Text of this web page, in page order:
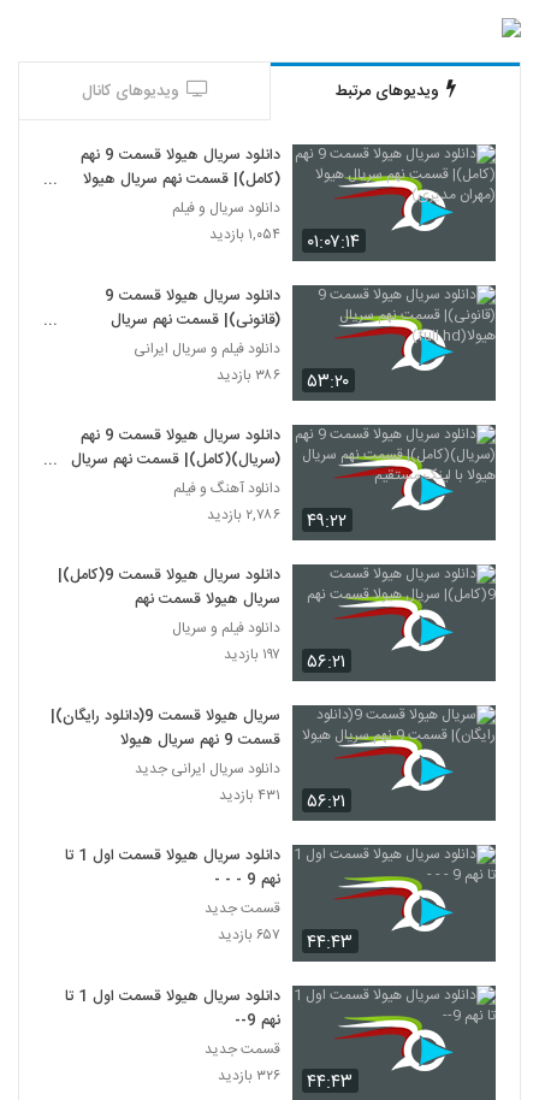
ویدیوهای مرتبط ویدیوهای کانال
۰۱:۰۷:۱۴
دانلود سریال هیولا قسمت 9 نهم
(کامل)| قسمت نهم سریال هیولا
(مهران مدیری)
دانلود سریال و فیلم
۱,۰۵۴ بازدید
۵۳:۲۰
دانلود سریال هیولا قسمت 9
(قانونی)| قسمت نهم سریال
هیولا(full hd)
دانلود فیلم و سریال ایرانی
۳۸۶ بازدید
۴۹:۲۲
دانلود سریال هیولا قسمت 9 نهم
(سریال)(کامل)| قسمت نهم سریال
هیولا با لینک مستقیم
دانلود آهنگ و فیلم
۲,۷۸۶ بازدید
۵۶:۲۱
دانلود سریال هیولا قسمت 9(کامل)|
سریال هیولا قسمت نهم
دانلود فیلم و سریال
۱۹۷ بازدید
۵۶:۲۱
سریال هیولا قسمت 9(دانلود رایگان)|
قسمت 9 نهم سریال هیولا
دانلود سریال ایرانی جدید
۴۳۱ بازدید
۴۴:۴۳
دانلود سریال هیولا قسمت اول 1 تا
نهم 9 - - -
قسمت جدید
۶۵۷ بازدید
۴۴:۴۳
دانلود سریال هیولا قسمت اول 1 تا
نهم 9--
قسمت جدید
۳۲۶ بازدید